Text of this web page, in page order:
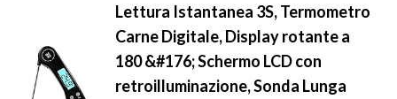
Lettura Istantanea 3S, Termometro
Carne Digitale, Display rotante a
180 &#176; Schermo LCD con
retroilluminazione, Sonda Lunga